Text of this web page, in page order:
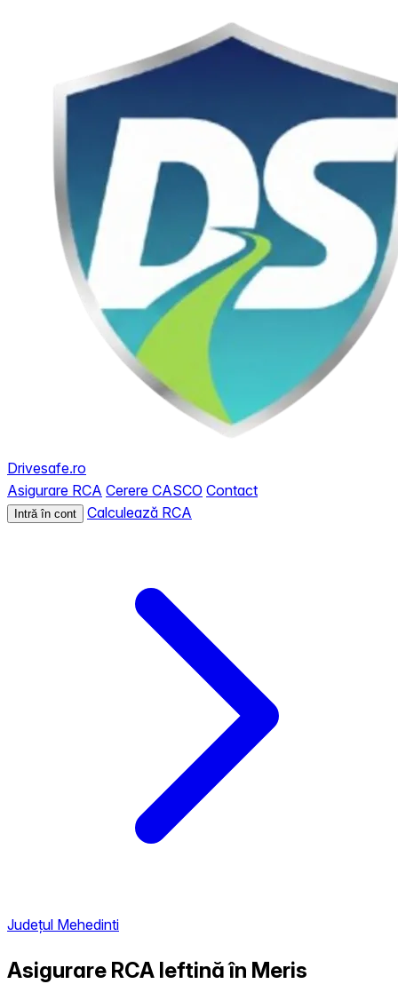
Drivesafe.ro
Asigurare RCA Cerere CASCO Contact
Intră în cont Calculează RCA
Județul Mehedinti
Asigurare RCA Ieftină în Meris